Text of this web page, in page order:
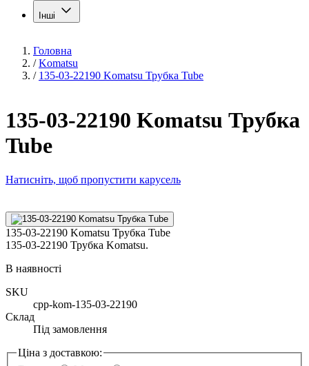
Інші
Головна
/ Komatsu
/ 135-03-22190 Komatsu Трубка Tube
135-03-22190 Komatsu Трубка
Tube
Натисніть, щоб пропустити карусель
135-03-22190 Komatsu Трубка Tube
135-03-22190 Трубка Komatsu.
В наявності
SKU
cpp-kom-135-03-22190
Склад
Під замовлення
Ціна з доставкою: